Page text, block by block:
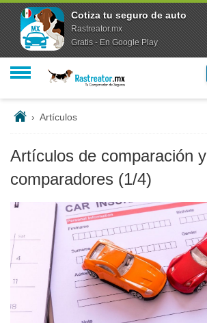
› Artículos
Artículos de comparación y
comparadores (1/4)
Cotiza tu seguro de auto
Rastreator.mx
Gratis - En Google Play